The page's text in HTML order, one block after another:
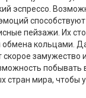
эспрессо.
пейзажи. Их
обмена кольцами.
скорое замужество
побывать
стран мира, чтобы